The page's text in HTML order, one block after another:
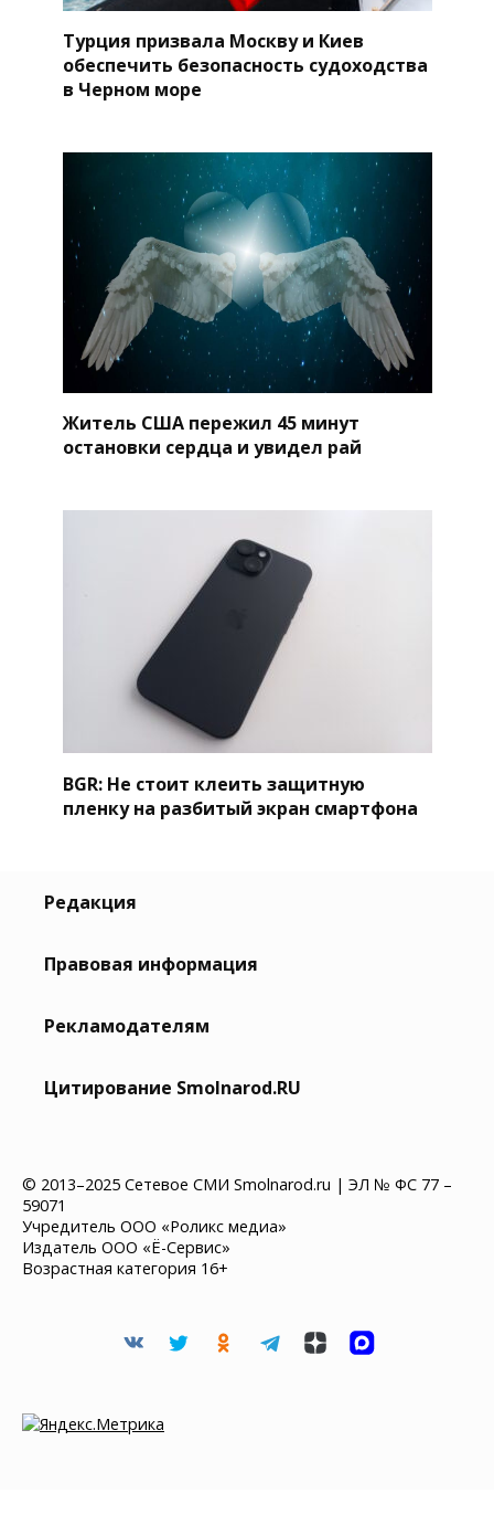
Турция призвала Москву и Киев
обеспечить безопасность судоходства
в Черном море
Житель США пережил 45 минут
остановки сердца и увидел рай
BGR: Не стоит клеить защитную
пленку на разбитый экран смартфона
Редакция
Правовая информация
Рекламодателям
Цитирование Smolnarod.RU
© 2013–2025 Сетевое СМИ Smolnarod.ru | ЭЛ № ФС 77 –
59071
Учредитель ООО «Роликс медиа»
Издатель ООО «Ё-Сервис»
Возрастная категория 16+